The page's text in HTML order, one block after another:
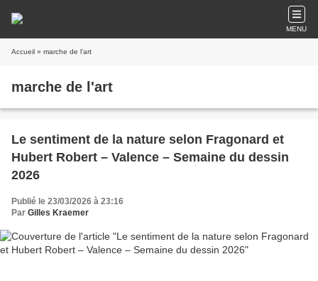
MENU
Accueil » marche de l'art
marche de l'art
​​​​​​​Le sentiment de la nature selon Fragonard et
Hubert Robert – Valence – Semaine du dessin
2026
Publié le 23/03/2026 à 23:16
Par Gilles Kraemer